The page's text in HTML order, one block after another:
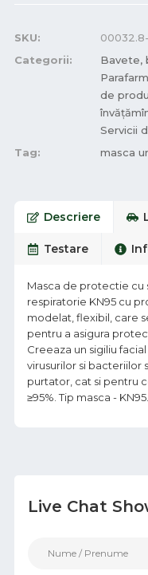
Live Chat
SKU:
00032.8-
Categorii:
Bavete,
de
Servicii
Tag:
masca
Descriere
Testare
Masca de protectie cu
respiratorie KN95 cu
modelat, flexibil, care
pentru a asigura
Creeaza un sigiliu
virusurilor si bacteriilor
purtator, cat si pentru
≥95%. Tip masca -